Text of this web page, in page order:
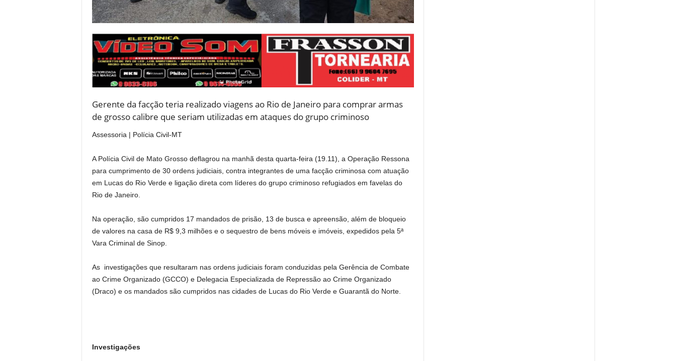
Gerente da facção teria realizado viagens ao Rio de Janeiro para comprar armas
de grosso calibre que seriam utilizadas em ataques do grupo criminoso
Assessoria | Polícia Civil-MT
A Polícia Civil de Mato Grosso deflagrou na manhã desta quarta-feira (19.11), a Operação Ressona
para cumprimento de 30 ordens judiciais, contra integrantes de uma facção criminosa com atuação
em Lucas do Rio Verde e ligação direta com líderes do grupo criminoso refugiados em favelas do
Rio de Janeiro.
Na operação, são cumpridos 17 mandados de prisão, 13 de busca e apreensão, além de bloqueio
de valores na casa de R$ 9,3 milhões e o sequestro de bens móveis e imóveis, expedidos pela 5ª
Vara Criminal de Sinop.
As investigações que resultaram nas ordens judiciais foram conduzidas pela Gerência de Combate
ao Crime Organizado (GCCO) e Delegacia Especializada de Repressão ao Crime Organizado
(Draco) e os mandados são cumpridos nas cidades de Lucas do Rio Verde e Guarantã do Norte.
Investigações